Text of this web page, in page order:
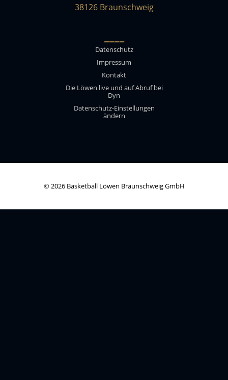
38126 Braunschweig
____
Datenschutz
Impressum
Kontakt
Die Löwen live und auf Abruf bei
Dyn
Datenschutz-Einstellungen
ändern
© 2026 Basketball Löwen Braunschweig GmbH